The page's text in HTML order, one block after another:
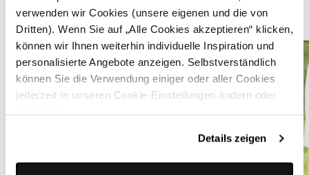
verwenden wir Cookies (unsere eigenen und die von
Dritten). Wenn Sie auf „Alle Cookies akzeptieren“ klicken,
können wir Ihnen weiterhin individuelle Inspiration und
personalisierte Angebote anzeigen. Selbstverständlich
können Sie die Verwendung einiger oder aller Cookies
jederzeit in unseren Cookie-Einstellungen ändern oder
Details zeigen
ÄHNLICHE STYLES